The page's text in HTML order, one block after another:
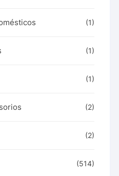
(1)
(1)
(1)
(2)
(2)
(514)